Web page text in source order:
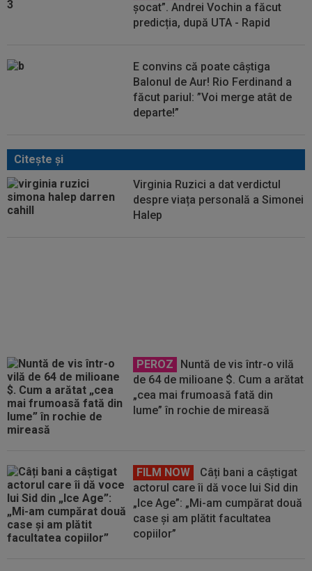
șocat”. Andrei Vochin a făcut
predicția, după UTA - Rapid
E convins că poate câștiga
Balonul de Aur! Rio Ferdinand a
făcut pariul: ”Voi merge atât de
departe!”
Citeşte şi
Virginia Ruzici a dat verdictul
despre viața personală a Simonei
Halep
PEROZ
Nuntă de vis într-o vilă
de 64 de milioane $. Cum a arătat
„cea mai frumoasă fată din
lume” în rochie de mireasă
FILM NOW
Câți bani a câștigat
actorul care îi dă voce lui Sid din
„Ice Age”: „Mi-am cumpărat două
case și am plătit facultatea
copiilor”